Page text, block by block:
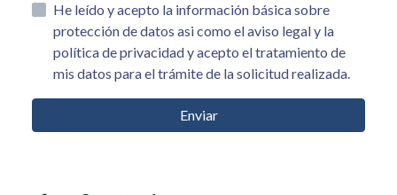
He leído y acepto la información básica sobre
protección de datos asi como el aviso legal y la
política de privacidad y acepto el tratamiento de
mis datos para el trámite de la solicitud realizada.
Enviar